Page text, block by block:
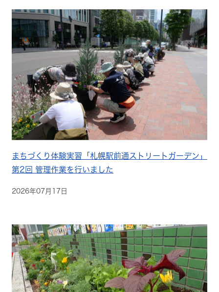
まちづくり体験実習「札幌駅前通ストリートガーデン」
第2回 管理作業を行いました
2026年07月17日